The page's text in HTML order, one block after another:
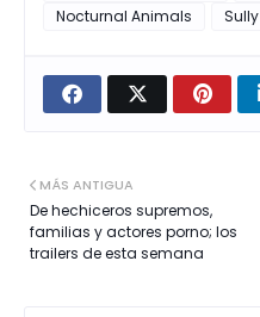
Nocturnal Animals
Sully
MÁS ANTIGUA
De hechiceros supremos,
familias y actores porno; los
trailers de esta semana